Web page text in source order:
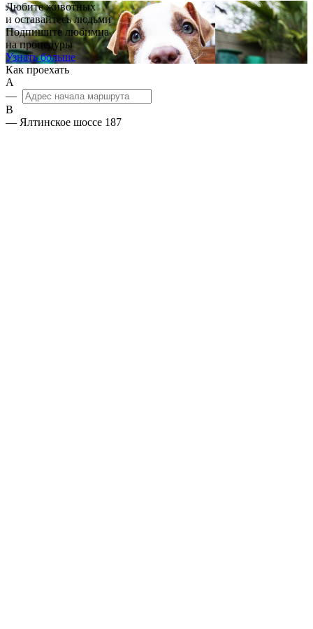
Любите животных
и оставайтесь людьми
Подпишите любимца
на процедуры
Узнать больше
Как проехать
А
—
B
— Ялтинское шоссе 187